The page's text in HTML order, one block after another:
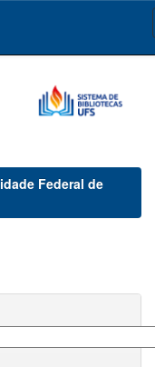
Federal de